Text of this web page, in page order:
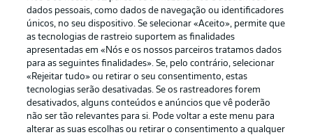
Football as it’s meant to be
dados pessoais, como dados de navegação ou identificadores
únicos, no seu dispositivo. Se selecionar «Aceito», permite que
as tecnologias de rastreio suportem as finalidades
apresentadas em «Nós e os nossos parceiros tratamos dados
para as seguintes finalidades». Se, pelo contrário, selecionar
«Rejeitar tudo» ou retirar o seu consentimento, estas
tecnologias serão desativadas. Se os rastreadores forem
desativados, alguns conteúdos e anúncios que vê poderão
não ser tão relevantes para si. Pode voltar a este menu para
alterar as suas escolhas ou retirar o consentimento a qualquer